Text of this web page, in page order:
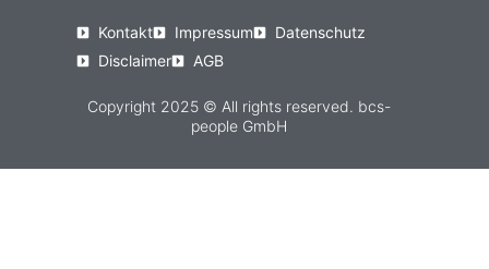
Kontakt Impressum
Datenschutz
Disclaimer
AGB
Copyright 2025 © All rights reserved. bcs-
people GmbH